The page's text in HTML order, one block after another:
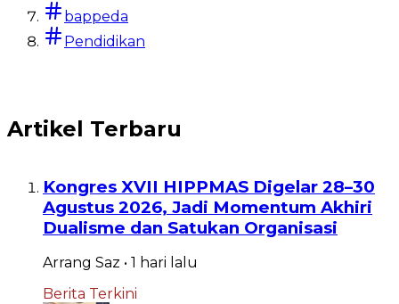
bappeda
Pendidikan
Artikel Terbaru
Kongres XVII HIPPMAS Digelar 28–30
Agustus 2026, Jadi Momentum Akhiri
Dualisme dan Satukan Organisasi
Arrang Saz • 1 hari lalu
Berita Terkini